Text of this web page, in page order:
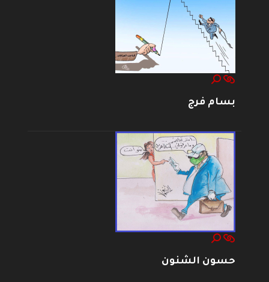
بسام فرج
حسون الشنون